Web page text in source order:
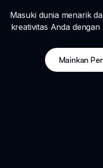
Masuki dunia menarik
kreativitas Anda
Mainkan